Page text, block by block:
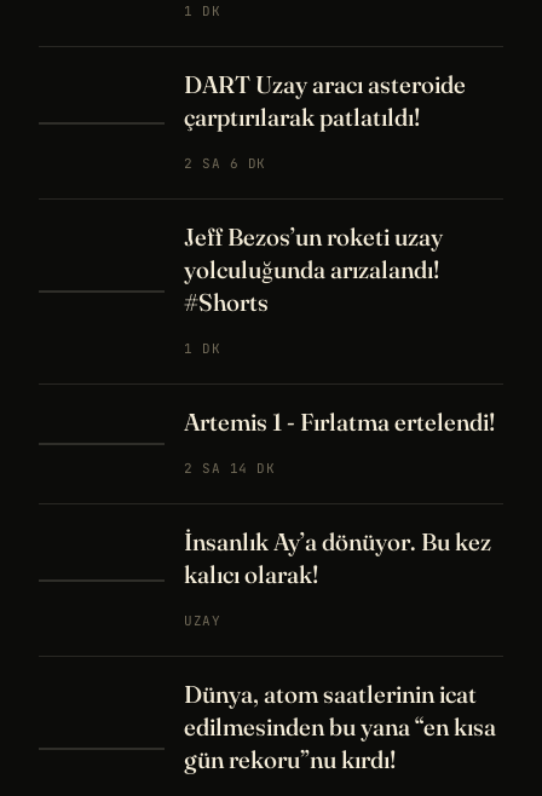
1 DK
DART Uzay aracı asteroide
çarptırılarak patlatıldı!
2 SA 6 DK
Jeff Bezos’un roketi uzay
yolculuğunda arızalandı!
#Shorts
1 DK
Artemis 1 - Fırlatma ertelendi!
2 SA 14 DK
İnsanlık Ay’a dönüyor. Bu kez
kalıcı olarak!
UZAY
Dünya, atom saatlerinin icat
edilmesinden bu yana “en kısa
gün rekoru”nu kırdı!